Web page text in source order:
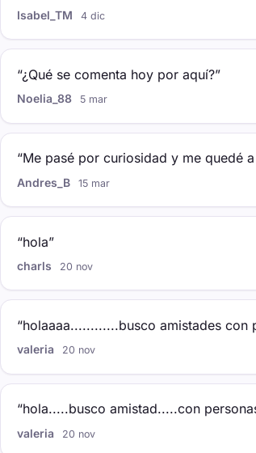
Isabel_TM 4 dic
“¿Qué se comenta hoy por aquí?”
Noelia_88 5 mar
“Me pasé por curiosidad y me quedé a
Andres_B 15 mar
“hola”
charls 20 nov
“holaaaa............busco amistades
valeria 20 nov
“hola.....busco amistad.....con
valeria 20 nov